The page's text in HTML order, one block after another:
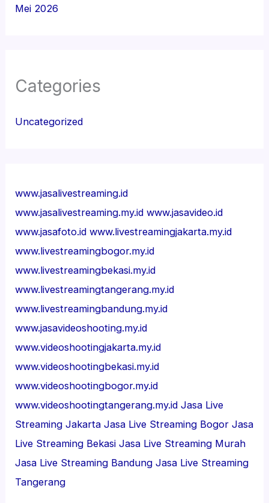
Mei 2026
Categories
Uncategorized
www.jasalivestreaming.id
www.jasalivestreaming.my.id www.jasavideo.id
www.jasafoto.id www.livestreamingjakarta.my.id
www.livestreamingbogor.my.id
www.livestreamingbekasi.my.id
www.livestreamingtangerang.my.id
www.livestreamingbandung.my.id
www.jasavideoshooting.my.id
www.videoshootingjakarta.my.id
www.videoshootingbekasi.my.id
www.videoshootingbogor.my.id
www.videoshootingtangerang.my.id Jasa Live
Streaming Jakarta Jasa Live Streaming Bogor Jasa
Live Streaming Bekasi Jasa Live Streaming Murah
Jasa Live Streaming Bandung Jasa Live Streaming
Tangerang